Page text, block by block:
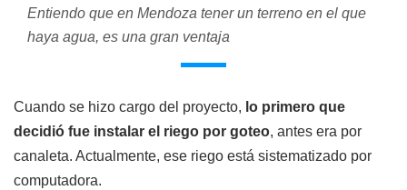
Entiendo que en Mendoza tener un terreno en el que
haya agua, es una gran ventaja
Cuando se hizo cargo del proyecto, lo primero que
decidió fue instalar el riego por goteo, antes era por
canaleta. Actualmente, ese riego está sistematizado por
computadora.